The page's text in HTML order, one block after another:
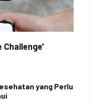
Challenge'
yang Perlu